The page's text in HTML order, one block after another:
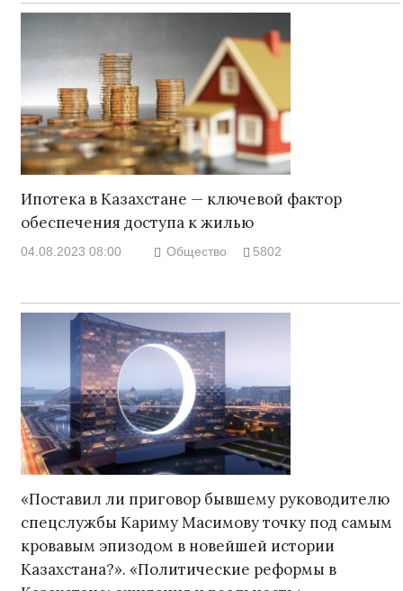
Ипотека в Казахстане — ключевой фактор
обеспечения доступа к жилью
04.08.2023 08:00 Общество 5802
«Поставил ли приговор бывшему руководителю
спецслужбы Кариму Масимову точку под самым
кровавым эпизодом в новейшей истории
Казахстана?». «Политические реформы в